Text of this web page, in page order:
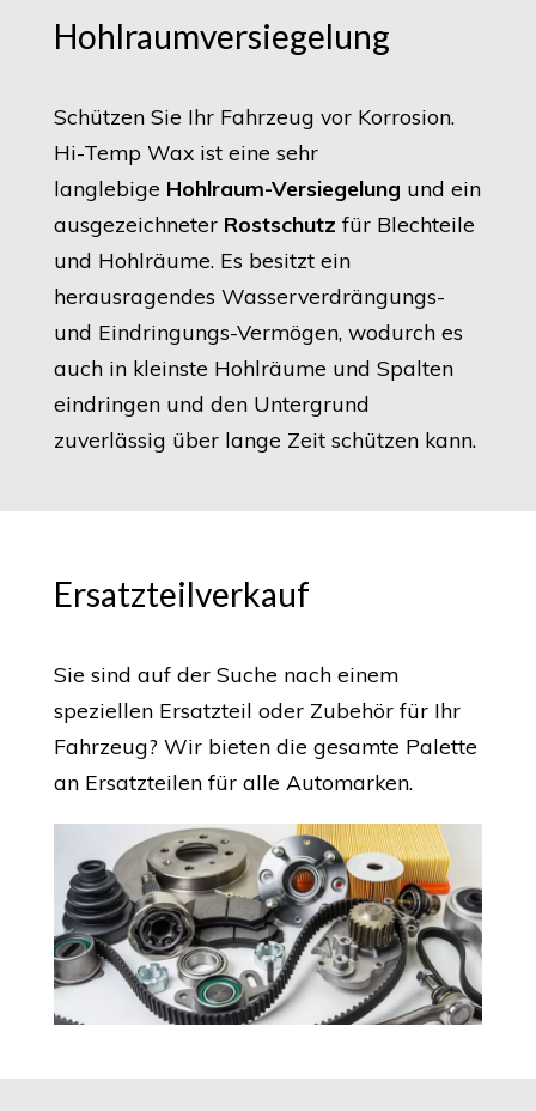
Hohlraumversiegelung
Schützen Sie Ihr Fahrzeug vor Korrosion.
Hi-Temp Wax ist eine sehr
langlebige Hohlraum-Versiegelung und ein
ausgezeichneter Rostschutz für Blechteile
und Hohlräume. Es besitzt ein
herausragendes Wasserverdrängungs-
und Eindringungs-Vermögen, wodurch es
auch in kleinste Hohlräume und Spalten
eindringen und den Untergrund
zuverlässig über lange Zeit schützen kann.
Ersatzteilverkauf
Sie sind auf der Suche nach einem
speziellen Ersatzteil oder Zubehör für Ihr
Fahrzeug? Wir bieten die gesamte Palette
an Ersatzteilen für alle Automarken.